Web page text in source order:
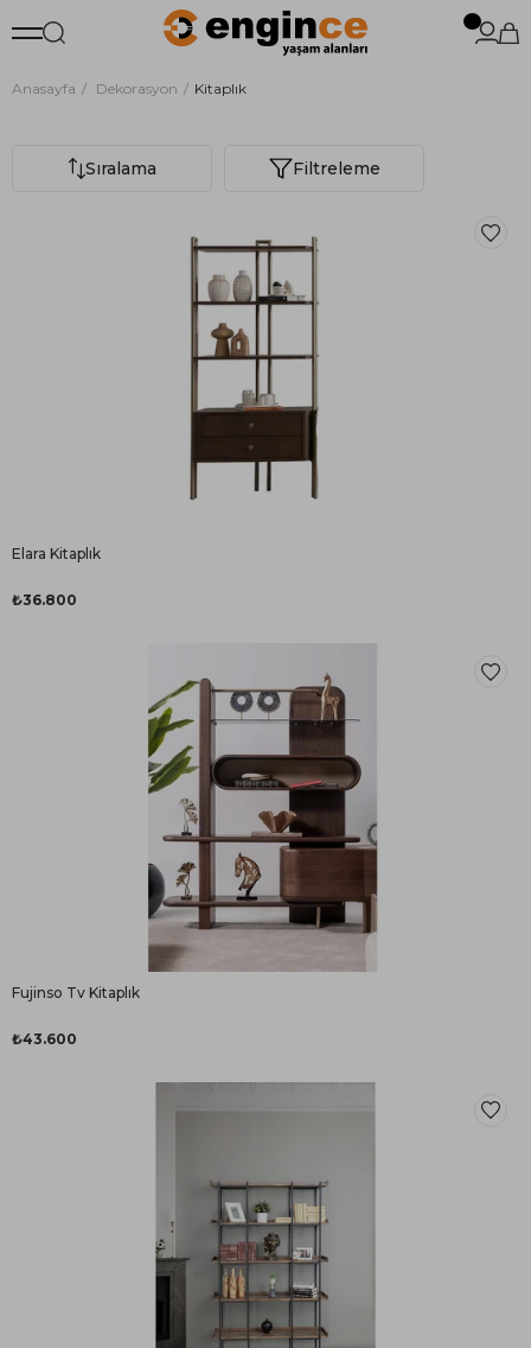
Anasayfa Dekorasyon Kitaplık
Filtreleme
Sıralama
Elara Kitaplık
₺36.800
Fujinso Tv Kitaplık
₺43.600